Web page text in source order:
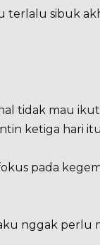
terlalu sibuk
tidak mau
ketiga hari
pada
nggak perlu